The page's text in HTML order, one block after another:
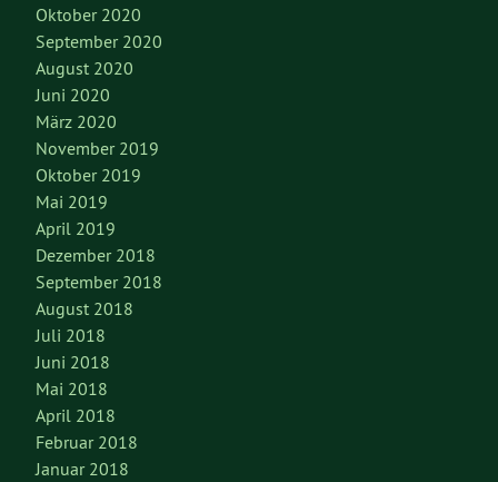
Oktober 2020
September 2020
August 2020
Juni 2020
März 2020
November 2019
Oktober 2019
Mai 2019
April 2019
Dezember 2018
September 2018
August 2018
Juli 2018
Juni 2018
Mai 2018
April 2018
Februar 2018
Januar 2018